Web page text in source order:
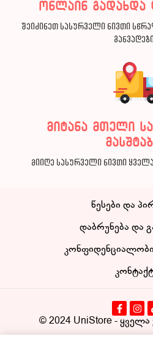
ონლაინ გადახდა
შეიძინეთ სასურველი ნივთი
მიტანა მთელი
მიიღე სასურველი ნივთი
წესები და
დაბრუნება და
© 2024 UniStore-